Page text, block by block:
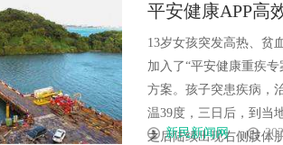
平安健康APP高
省心
13岁女孩突发高热、贫
加入了“平安健康重疾
方案。孩子突患疾病，
温39度，三日后，到当
之后陆续出现右侧肢体
新民新闻网